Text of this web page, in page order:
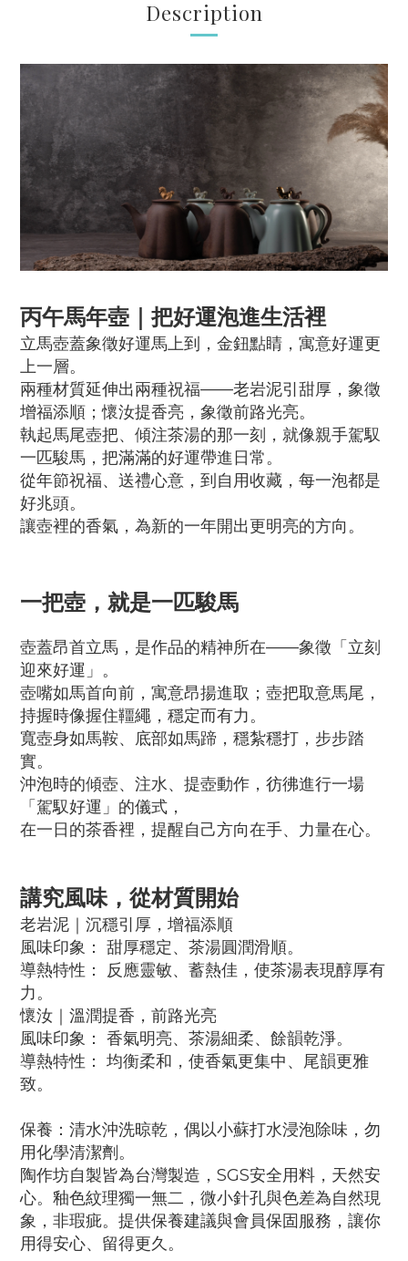
Description
丙午馬年壺｜把好運泡進生活裡
立馬壺蓋象徵好運馬上到，金鈕點睛，寓意好運更
上一層。
兩種材質延伸出兩種祝福——老岩泥引甜厚，象徵
增福添順；懷汝提香亮，象徵前路光亮。
執起馬尾壺把、傾注茶湯的那一刻，就像親手駕馭
一匹駿馬，把滿滿的好運帶進日常。
從年節祝福、送禮心意，到自用收藏，每一泡都是
好兆頭。
讓壺裡的香氣，為新的一年開出更明亮的方向。
一把壺，就是一匹駿馬
壺蓋昂首立馬，是作品的精神所在——象徵「立刻
迎來好運」。
壺嘴如馬首向前，寓意昂揚進取；壺把取意馬尾，
持握時像握住韁繩，穩定而有力。
寬壺身如馬鞍、底部如馬蹄，穩紮穩打，步步踏
實。
沖泡時的傾壺、注水、提壺動作，彷彿進行一場
「駕馭好運」的儀式，
在一日的茶香裡，提醒自己方向在手、力量在心。
講究風味，從材質開始
老岩泥｜沉穩引厚，增福添順
風味印象： 甜厚穩定、茶湯圓潤滑順。
導熱特性： 反應靈敏、蓄熱佳，使茶湯表現醇厚有
力。
懷汝｜溫潤提香，前路光亮
風味印象： 香氣明亮、茶湯細柔、餘韻乾淨。
導熱特性： 均衡柔和，使香氣更集中、尾韻更雅
致。
保養：清水沖洗晾乾，偶以小蘇打水浸泡除味，勿
用化學清潔劑。
陶作坊自製皆為台灣製造，SGS安全用料，天然安
心。釉色紋理獨一無二，微小針孔與色差為自然現
象，非瑕疵。提供保養建議與會員保固服務，讓你
用得安心、留得更久。